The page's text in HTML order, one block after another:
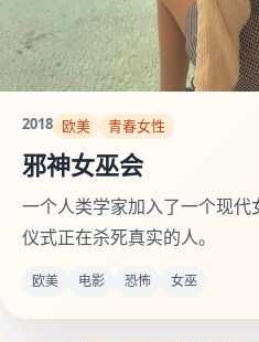
2018 欧美 青春女性
邪神女巫会
一个人类学家加入了一个现代
仪式正在杀死真实的人。
欧美 电影 恐怖 女巫